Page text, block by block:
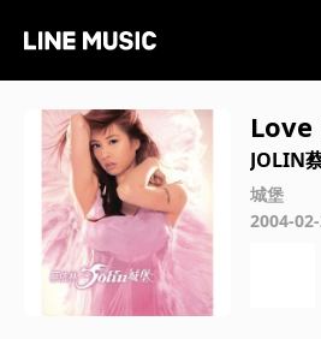
Love
JOLIN
城堡
2004-